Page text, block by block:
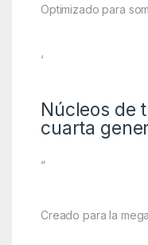
Optimizado para
‘
Núcleos de
cuarta
”
Creado para la